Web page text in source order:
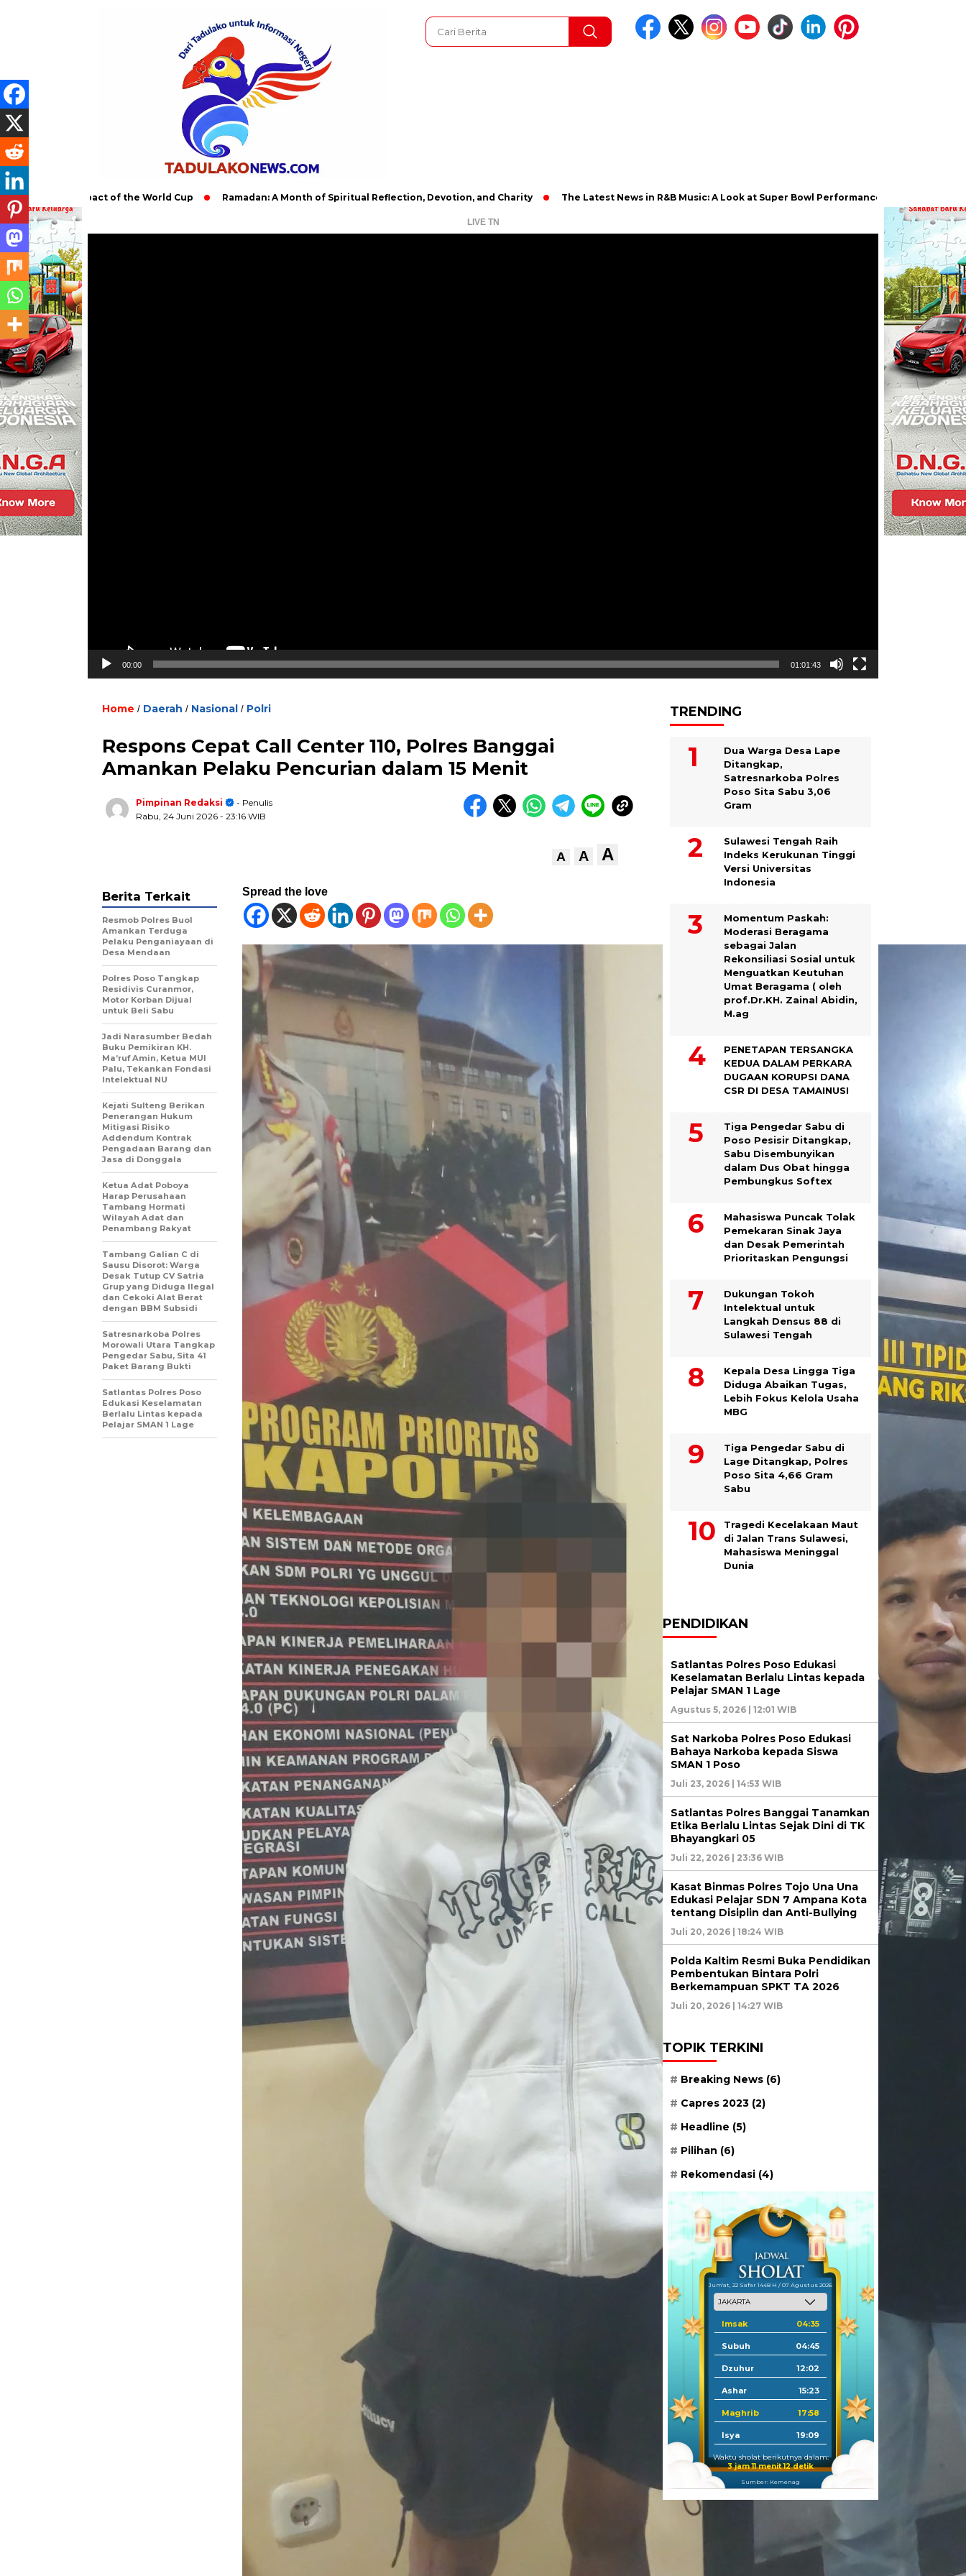
Impact of the World Cup Ramadan: A Month of Spiritual Reflection, Devotion, and Charity The Latest News in R&B Music: A Look at Super Bowl Performances, New Albums, Rising Stars,
LIVE TN
00:00 01:01:43
Home / Daerah / Nasional / Polri
Respons Cepat Call Center 110, Polres Banggai
Amankan Pelaku Pencurian dalam 15 Menit
Pimpinan Redaksi
- Penulis
Rabu, 24 Juni 2026 - 23:16 WIB
A A A
Spread the love
Berita Terkait
Resmob Polres Buol
Amankan Terduga
Pelaku Penganiayaan di
Desa Mendaan
Polres Poso Tangkap
Residivis Curanmor,
Motor Korban Dijual
untuk Beli Sabu
Jadi Narasumber Bedah
Buku Pemikiran KH.
Ma’ruf Amin, Ketua MUI
Palu, Tekankan Fondasi
Intelektual NU
Kejati Sulteng Berikan
Penerangan Hukum
Mitigasi Risiko
Addendum Kontrak
Pengadaan Barang dan
Jasa di Donggala
Ketua Adat Poboya
Harap Perusahaan
Tambang Hormati
Wilayah Adat dan
Penambang Rakyat
Tambang Galian C di
Sausu Disorot: Warga
Desak Tutup CV Satria
Grup yang Diduga Ilegal
dan Cekoki Alat Berat
dengan BBM Subsidi
Satresnarkoba Polres
Morowali Utara Tangkap
Pengedar Sabu, Sita 41
Paket Barang Bukti
Satlantas Polres Poso
Edukasi Keselamatan
Berlalu Lintas kepada
Pelajar SMAN 1 Lage
TRENDING
Dua Warga Desa Lape
Ditangkap,
Satresnarkoba Polres
Poso Sita Sabu 3,06
Gram
Sulawesi Tengah Raih
Indeks Kerukunan Tinggi
Versi Universitas
Indonesia
Momentum Paskah:
Moderasi Beragama
sebagai Jalan
Rekonsiliasi Sosial untuk
Menguatkan Keutuhan
Umat Beragama ( oleh
prof.Dr.KH. Zainal Abidin,
M.ag
PENETAPAN TERSANGKA
KEDUA DALAM PERKARA
DUGAAN KORUPSI DANA
CSR DI DESA TAMAINUSI
Tiga Pengedar Sabu di
Poso Pesisir Ditangkap,
Sabu Disembunyikan
dalam Dus Obat hingga
Pembungkus Softex
Mahasiswa Puncak Tolak
Pemekaran Sinak Jaya
dan Desak Pemerintah
Prioritaskan Pengungsi
Dukungan Tokoh
Intelektual untuk
Langkah Densus 88 di
Sulawesi Tengah
Kepala Desa Lingga Tiga
Diduga Abaikan Tugas,
Lebih Fokus Kelola Usaha
MBG
Tiga Pengedar Sabu di
Lage Ditangkap, Polres
Poso Sita 4,66 Gram
Sabu
Tragedi Kecelakaan Maut
di Jalan Trans Sulawesi,
Mahasiswa Meninggal
Dunia
PENDIDIKAN
Satlantas Polres Poso Edukasi
Keselamatan Berlalu Lintas kepada
Pelajar SMAN 1 Lage
Agustus 5, 2026 | 12:01 WIB
Sat Narkoba Polres Poso Edukasi
Bahaya Narkoba kepada Siswa
SMAN 1 Poso
Juli 23, 2026 | 14:53 WIB
Satlantas Polres Banggai Tanamkan
Etika Berlalu Lintas Sejak Dini di TK
Bhayangkari 05
Juli 22, 2026 | 23:36 WIB
Kasat Binmas Polres Tojo Una Una
Edukasi Pelajar SDN 7 Ampana Kota
tentang Disiplin dan Anti-Bullying
Juli 20, 2026 | 18:24 WIB
Polda Kaltim Resmi Buka Pendidikan
Pembentukan Bintara Polri
Berkemampuan SPKT TA 2026
Juli 20, 2026 | 14:27 WIB
TOPIK TERKINI
Breaking News (6)
Capres 2023 (2)
Headline (5)
Pilihan (6)
Rekomendasi (4)
Jum'at, 22 Safar 1448 H / 07 Agustus 2026
Imsak 04:35
Subuh 04:45
Dzuhur 12:02
Ashar 15:23
Maghrib 17:58
Isya 19:09
Waktu sholat berikutnya dalam:
3 jam 11 menit 10 detik
Sumber: Kemenag